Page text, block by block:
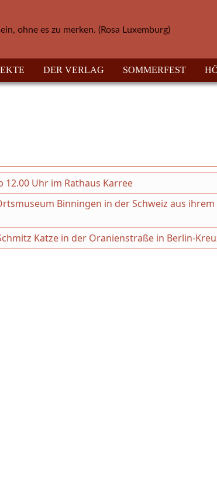
ohne es zu merken. (Rosa Luxemburg)
DER VERLAG SOMMERFEST
Uhr im Rathaus Karree
Binningen in der Schweiz aus ihrem
Katze in der Oranienstraße in Berlin-